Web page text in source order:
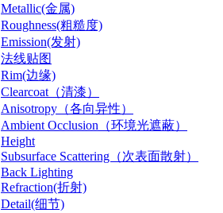
Metallic(金属)
Roughness(粗糙度)
Emission(发射)
法线贴图
Rim(边缘)
Clearcoat（清漆）
Anisotropy（各向异性）
Ambient Occlusion（环境光遮蔽）
Height
Subsurface Scattering（次表面散射）
Back Lighting
Refraction(折射)
Detail(细节)